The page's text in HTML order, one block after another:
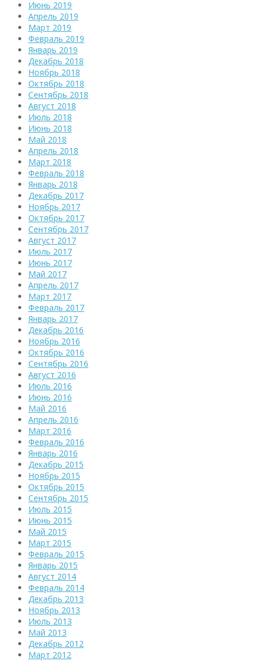
Июнь 2019
Апрель 2019
Март 2019
Февраль 2019
Январь 2019
Декабрь 2018
Ноябрь 2018
Октябрь 2018
Сентябрь 2018
Август 2018
Июль 2018
Июнь 2018
Май 2018
Апрель 2018
Март 2018
Февраль 2018
Январь 2018
Декабрь 2017
Ноябрь 2017
Октябрь 2017
Сентябрь 2017
Август 2017
Июль 2017
Июнь 2017
Май 2017
Апрель 2017
Март 2017
Февраль 2017
Январь 2017
Декабрь 2016
Ноябрь 2016
Октябрь 2016
Сентябрь 2016
Август 2016
Июль 2016
Июнь 2016
Май 2016
Апрель 2016
Март 2016
Февраль 2016
Январь 2016
Декабрь 2015
Ноябрь 2015
Октябрь 2015
Сентябрь 2015
Июль 2015
Июнь 2015
Май 2015
Март 2015
Февраль 2015
Январь 2015
Август 2014
Февраль 2014
Декабрь 2013
Ноябрь 2013
Июль 2013
Май 2013
Декабрь 2012
Март 2012